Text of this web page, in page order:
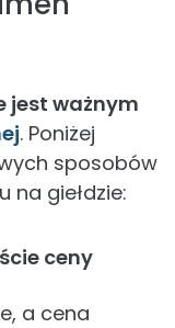
jest ważnym
. Poniżej
sposobów
na giełdzie:
ceny
a cena